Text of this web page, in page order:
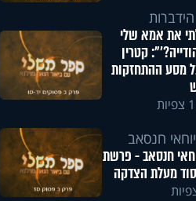
את אמא שלי
קטרין
מסע ההתחזקות
חנסאב
חנסאב - פרשת
מעלת הצדקה